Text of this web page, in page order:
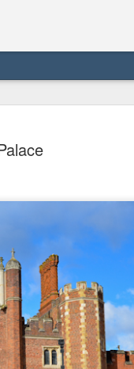
6
um conto de fadas, com
em alemão significa
compacto e dividido em
com castelo e palácio
Em termos de transporte,
divisória nos lugares que
Card, que recebi no hotel
dali para leste o trajeto era
A cidade não é servida por
barco como meios de